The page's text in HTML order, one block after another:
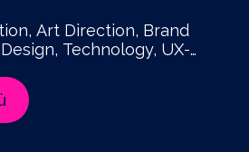
Art Direction, Brand
Technology, UX-